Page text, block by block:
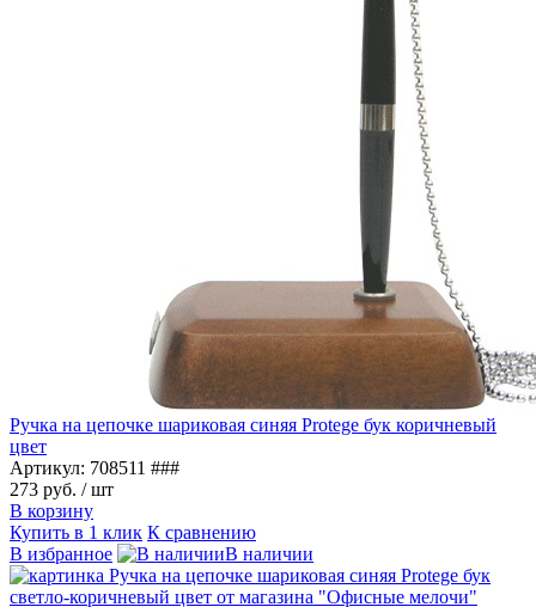
Ручка на цепочке шариковая синяя Protege бук коричневый
цвет
Артикул: 708511 ###
273 руб. / шт
В корзину
Купить в 1 клик К сравнению
В избранное
В наличии